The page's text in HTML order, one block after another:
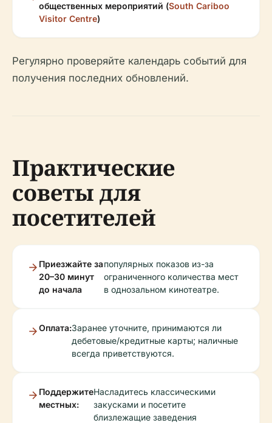
общественных мероприятий (South Cariboo
Visitor Centre)
Регулярно проверяйте календарь событий для
получения последних обновлений.
Практические
советы для
посетителей
Приезжайте за
20–30 минут
до начала
популярных показов из-за
ограниченного количества мест
в однозальном кинотеатре.
Оплата:Заранее уточните, принимаются ли
дебетовые/кредитные карты; наличные
всегда приветствуются.
Поддержите
местных:
Насладитесь классическими
закусками и посетите
близлежащие заведения